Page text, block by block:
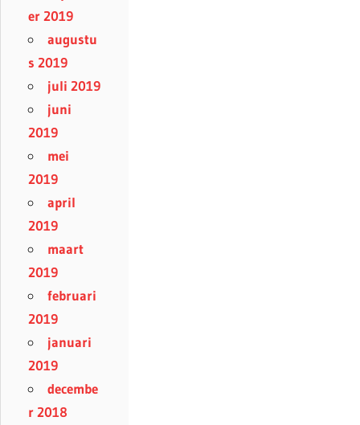
er 2019
augustu
s 2019
juli 2019
juni
2019
mei
2019
april
2019
maart
2019
februari
2019
januari
2019
decembe
r 2018